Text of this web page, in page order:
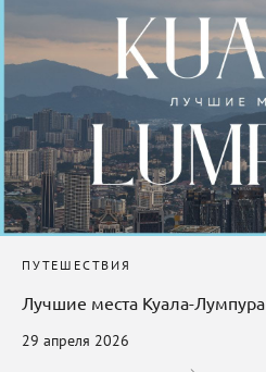
ПУТЕШЕСТВИЯ
Лучшие места Куала-Лумпура
29 апреля 2026